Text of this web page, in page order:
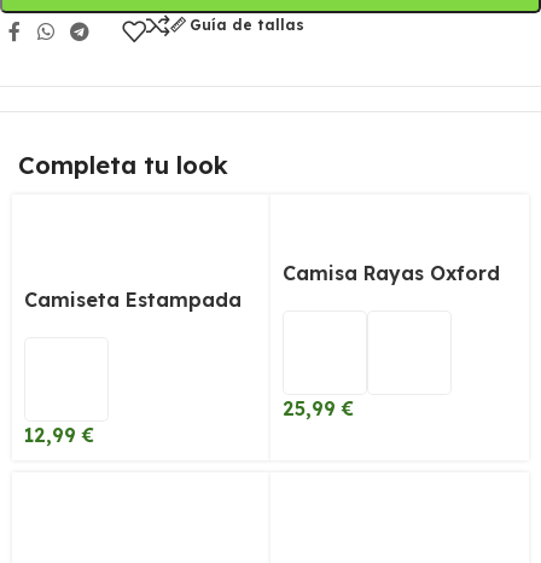
Guía de tallas
Completa tu look
Camiseta Estampada
12,99€
Camisa Rayas Oxford
25,99€